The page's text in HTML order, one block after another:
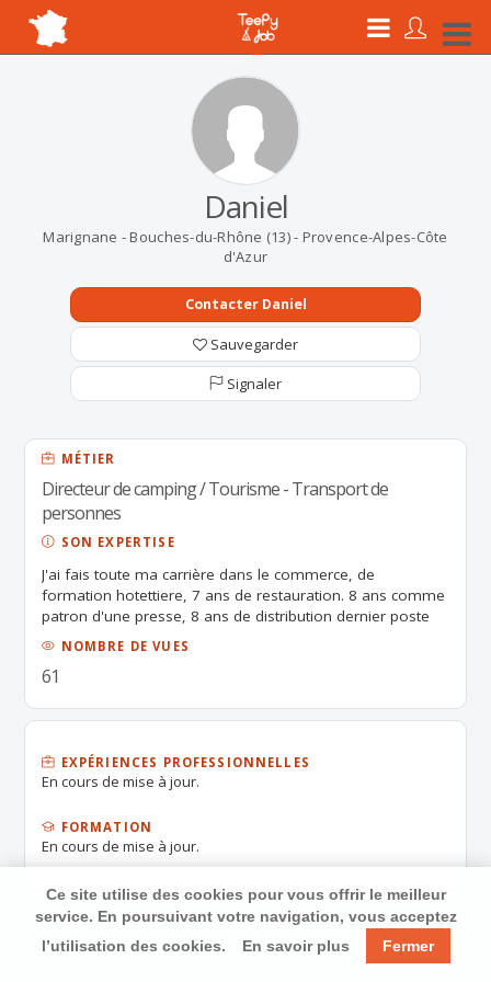
Daniel
Marignane - Bouches-du-Rhône (13) - Provence-Alpes-Côte
d'Azur
Contacter Daniel
Sauvegarder
Signaler
MÉTIER
Directeur de camping / Tourisme - Transport de
personnes
SON EXPERTISE
J'ai fais toute ma carrière dans le commerce, de
formation hotettiere, 7 ans de restauration. 8 ans comme
patron d'une presse, 8 ans de distribution dernier poste
poste directeur d'une grande surface de 3000m2, j'ai
arrêté ma carrière suite à un accident de travail. J'étais au
poste responsable régional d'une société de location de
en invalidité a 80°/°, mais de ressource. Membre actif des
home sur un camping. Je devrai reprendre mes études en
juin sur bts ,en 8 mois, dans l'immobilier ceci afin
activité. Cependant, dans l'immédiat, ma pension
d'invalidité ne me suffit pas pour vivre. Mes compétences
. J'étudie toutes propositions,emploi manuels compris . Je
me tiens à voir disposition pour en parler. Cdlt.
NOMBRE DE VUES
61
EXPÉRIENCES PROFESSIONNELLES
En cours de mise à jour.
FORMATION
En cours de mise à jour.
Ce site utilise des cookies pour vous offrir le meilleur
service. En poursuivant votre navigation, vous acceptez
l’utilisation des cookies.
En savoir plus Fermer